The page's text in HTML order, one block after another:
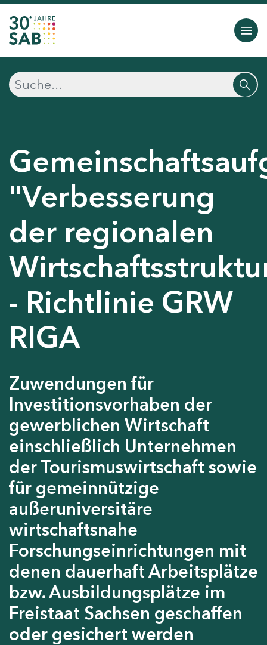
"Verbesserung
der regionalen
- Richtlinie GRW
RIGA
Zuwendungen für
Investitionsvorhaben der
gewerblichen Wirtschaft
einschließlich Unternehmen
der Tourismuswirtschaft sowie
für gemeinnützige
außeruniversitäre
wirtschaftsnahe
Forschungseinrichtungen mit
denen dauerhaft Arbeitsplätze
bzw. Ausbildungsplätze im
Freistaat Sachsen geschaffen
oder gesichert werden